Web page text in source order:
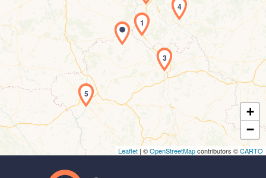
Chargement de la carte en cours...
1
3
4
5
+
−
Leaflet | ©OpenStreetMapcontributors ©CARTO